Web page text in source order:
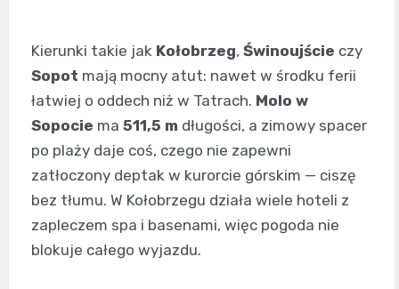
Kierunki takie jak Kołobrzeg, Świnoujście czy
Sopot mają mocny atut: nawet w środku ferii
łatwiej o oddech niż w Tatrach. Molo w
Sopocie ma 511,5 m długości, a zimowy spacer
po plaży daje coś, czego nie zapewni
zatłoczony deptak w kurorcie górskim — ciszę
bez tłumu. W Kołobrzegu działa wiele hoteli z
zapleczem spa i basenami, więc pogoda nie
blokuje całego wyjazdu.